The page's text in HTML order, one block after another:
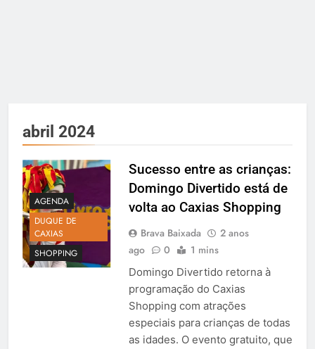
abril 2024
AGENDA
DUQUE DE
CAXIAS
SHOPPING
Sucesso entre as crianças:
Domingo Divertido está de
volta ao Caxias Shopping
Brava Baixada
2 anos
ago
0 1 mins
Domingo Divertido retorna à
programação do Caxias
Shopping com atrações
especiais para crianças de todas
as idades. O evento gratuito, que